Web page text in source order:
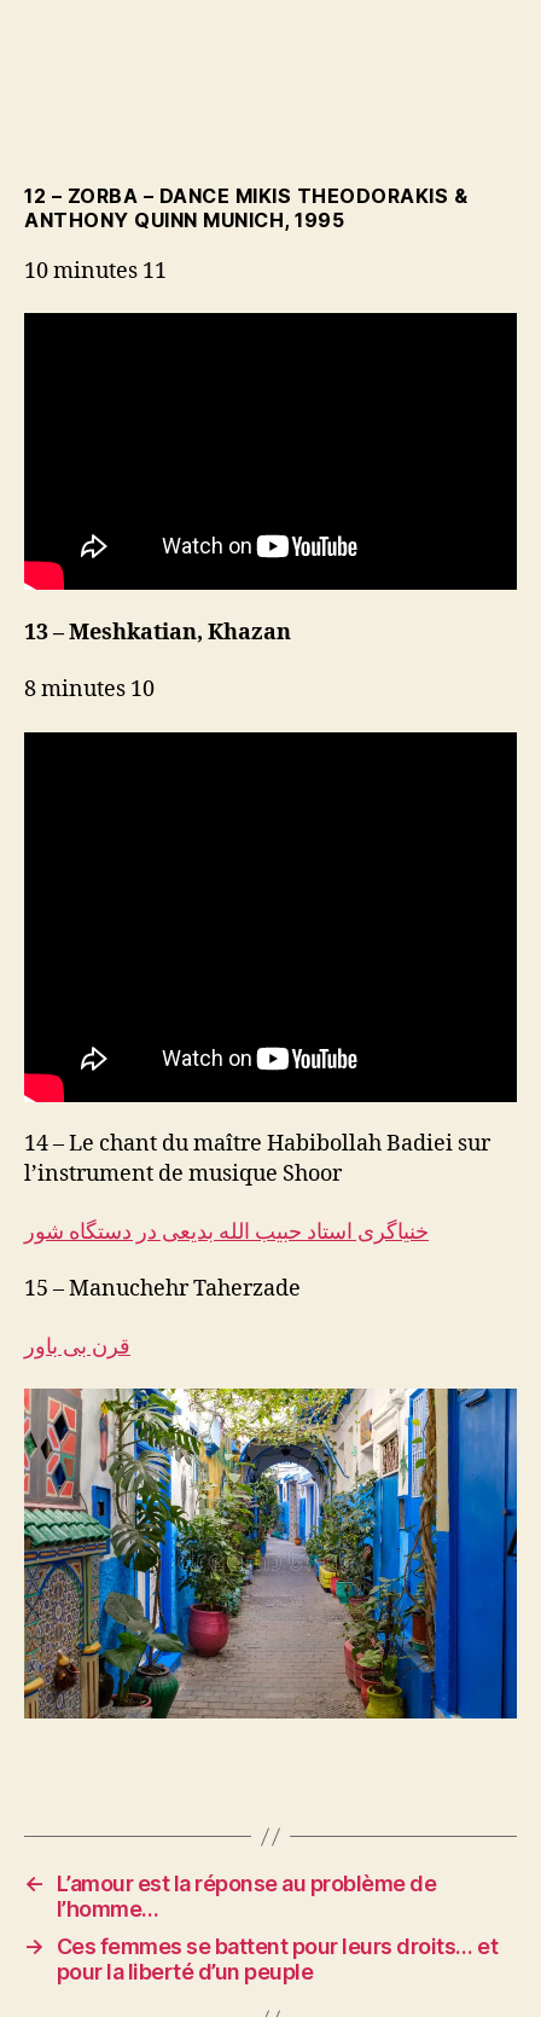
12 – ZORBA – DANCE MIKIS THEODORAKIS &
ANTHONY QUINN MUNICH, 1995
10 minutes 11
13 – Meshkatian, Khazan
8 minutes 10
14 – Le chant du maître Habibollah Badiei sur
l’instrument de musique Shoor
خنیاگری استاد حبیب الله بدیعی در دستگاه شور
15 – Manuchehr Taherzade
قرن بی باور
←
L’amour est la réponse au problème de
l’homme…
→
Ces femmes se battent pour leurs droits… et
pour la liberté d’un peuple